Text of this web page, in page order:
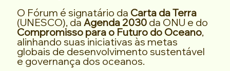
O Fórum é signatário da Carta da Terra
(UNESCO), daAgenda 2030 da ONU e do
Compromisso para o Futuro do Oceano,
alinhando suas iniciativas às metas
globais de desenvolvimento sustentável
e governança dos oceanos.